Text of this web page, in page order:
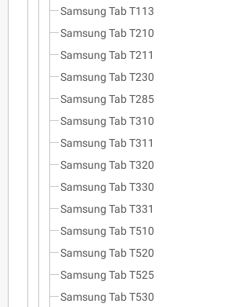
Samsung Tab T113
Samsung Tab T210
Samsung Tab T211
Samsung Tab T230
Samsung Tab T285
Samsung Tab T310
Samsung Tab T311
Samsung Tab T320
Samsung Tab T330
Samsung Tab T331
Samsung Tab T510
Samsung Tab T520
Samsung Tab T525
Samsung Tab T530